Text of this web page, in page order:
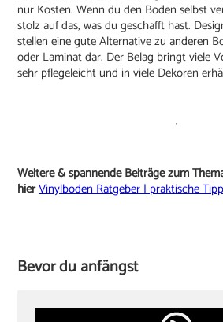
nur Kosten. Wenn du den Boden selbst
stolz auf das, was du geschafft hast.
stellen eine gute Alternative zu anderen
oder Laminat dar. Der Belag bringt viele
sehr pflegeleicht und in viele Dekoren
Weitere & spannende Beiträge zum
hierVinylboden Ratgeber | praktische
Bevor du anfängst